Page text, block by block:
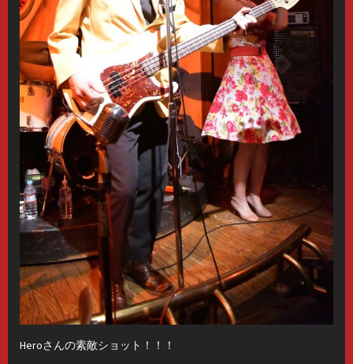
Heroさんの素敵ショット！！！